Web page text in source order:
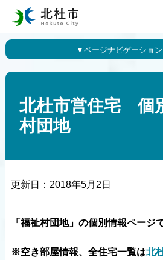
北杜市営住宅 個
村団地
更新日： 2018年5月2日
「福祉村団地」の個別情報ページ
※空き部屋情報、全住宅一覧は北